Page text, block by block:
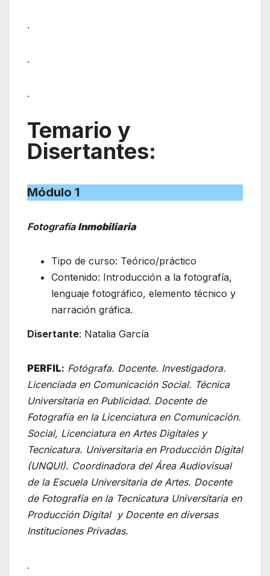
.
.
.
Temario y
Disertantes:
Módulo 1
Fotografía Inmobiliaria
Tipo de curso: Teórico/práctico
Contenido: Introducción a la fotografía,
lenguaje fotográfico, elemento técnico y
narración gráfica.
Disertante: Natalia García
PERFIL: Fotógrafa. Docente. Investigadora.
Licenciada en Comunicación Social. Técnica
Universitaria en Publicidad. Docente de
Fotografía en la Licenciatura en Comunicación.
Social, Licenciatura en Artes Digitales y
Tecnicatura. Universitaria en Producción Digital
(UNQUI). Coordinadora del Área Audiovisual
de la Escuela Universitaria de Artes. Docente
de Fotografía en la Tecnicatura Universitaria en
Producción Digital y Docente en diversas
Instituciones Privadas.
.